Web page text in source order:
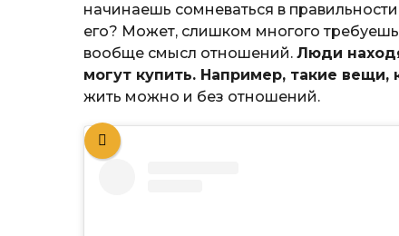
начинаешь сомневаться в
его? Может, слишком многого
вообще смысл отношений. Люди
могут купить. Например, такие вещи,
жить можно и без отношений.